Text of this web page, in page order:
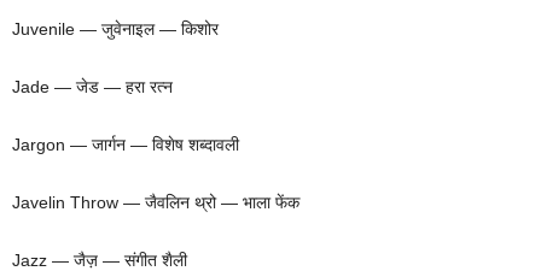
Juvenile — जुवेनाइल — किशोर
Jade — जेड — हरा रत्न
Jargon — जार्गन — विशेष शब्दावली
Javelin Throw — जैवलिन थ्रो — भाला फेंक
Jazz — जैज़ — संगीत शैली